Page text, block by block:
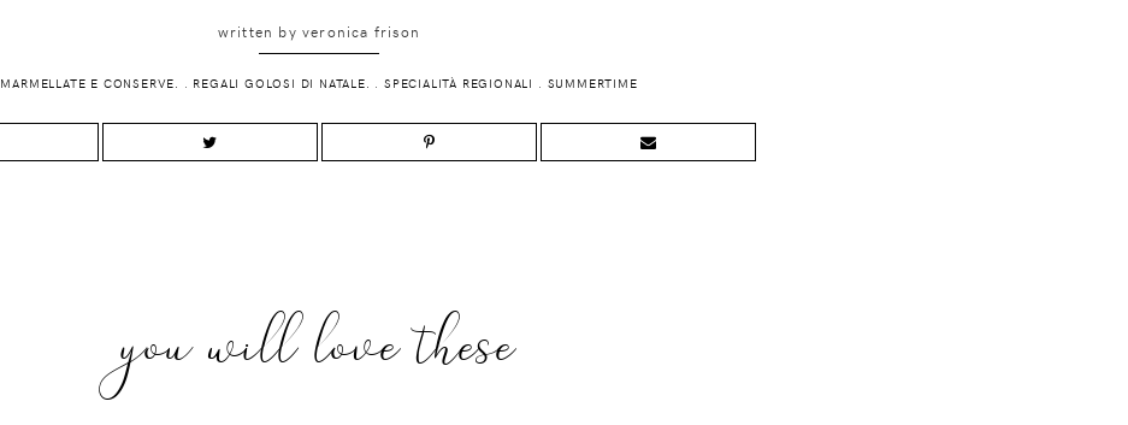
written byveronica frison
MARMELLATE E CONSERVE. . REGALI GOLOSI DI NATALE. .SPECIALITÀ REGIONALI . SUMMERTIME
you will love these